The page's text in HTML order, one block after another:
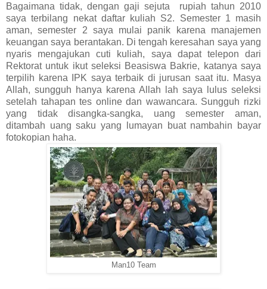
Bagaimana tidak, dengan gaji sejuta
rupiah tahun 2010
saya terbilang nekat daftar kuliah S2. Semester 1 masih
aman, semester 2 saya mulai panik karena manajemen
keuangan saya berantakan. Di tengah keresahan saya yang
nyaris mengajukan cuti kuliah, saya dapat telepon dari
Rektorat untuk ikut seleksi Beasiswa Bakrie, katanya saya
terpilih karena IPK saya terbaik di jurusan saat itu. Masya
Allah, sungguh hanya karena Allah lah saya lulus seleksi
setelah tahapan tes online dan wawancara. Sungguh rizki
yang tidak disangka-sangka, uang semester aman,
ditambah uang saku yang lumayan buat nambahin bayar
fotokopian haha.
Man10 Team